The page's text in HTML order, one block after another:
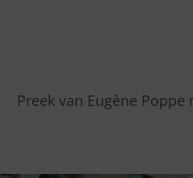
Preek van Eugène